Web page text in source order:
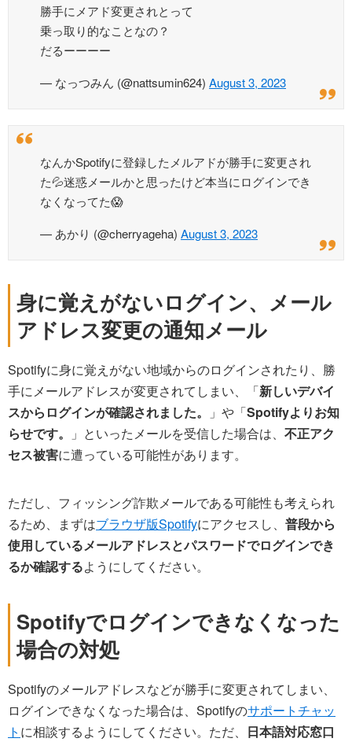
勝手にメアド変更されとって
乗っ取り的なことなの？
だるーーーー
— なっつみん (@nattsumin624) August 3, 2023
なんかSpotifyに登録したメルアドが勝手に変更され
た💦迷惑メールかと思ったけど本当にログインでき
なくなってた😱
— あかり (@cherryageha) August 3, 2023
身に覚えがないログイン、メール
アドレス変更の通知メール
Spotifyに身に覚えがない地域からのログインされたり、勝
手にメールアドレスが変更されてしまい、「新しいデバイ
スからログインが確認されました。
」や「Spotifyよりお知
らせです。
」といったメールを受信した場合は、 不正アク
セス被害に遭っている可能性があります。
ただし、フィッシング詐欺メールである可能性も考えられ
るため、まずはブラウザ版Spotifyにアクセスし、 普段から
使用しているメールアドレスとパスワードでログインでき
るか確認するようにしてください。
Spotifyでログインできなくなった
場合の対処
Spotifyのメールアドレスなどが勝手に変更されてしまい、
ログインできなくなった場合は、Spotifyのサポートチャッ
ト に相談するようにしてください。ただ、 日本語対応窓口